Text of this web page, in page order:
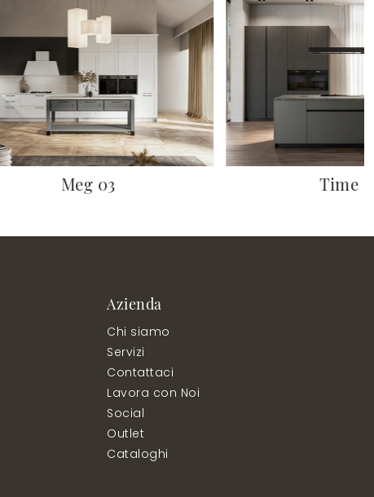
Meg 03 Time
Azienda
Chi siamo
Servizi
Contattaci
Lavora con Noi
Social
Outlet
Cataloghi